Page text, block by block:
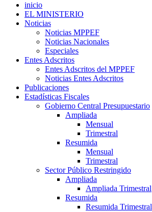
inicio
EL MINISTERIO
Noticias
Noticias MPPEF
Noticias Nacionales
Especiales
Entes Adscritos
Entes Adscritos del MPPEF
Noticias Entes Adscritos
Publicaciones
Estadísticas Fiscales
Gobierno Central Presupuestario
Ampliada
Mensual
Trimestral
Resumida
Mensual
Trimestral
Sector Público Restringido
Ampliada
Ampliada Trimestral
Resumida
Resumida Trimestral